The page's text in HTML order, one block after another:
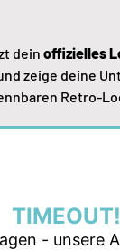
dein offizielles
zeige deine
Retro-
TIMEOUT!
- unsere